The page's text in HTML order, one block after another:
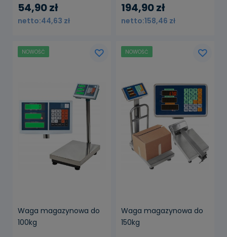
54,90 zł
44,63 zł
194,90 zł
158,46 zł
Waga magazynowa do
100kg
powiadom o
dostępności
NOWOŚĆ
Waga magazynowa do
150kg
powiadom o
dostępności
NOWOŚĆ